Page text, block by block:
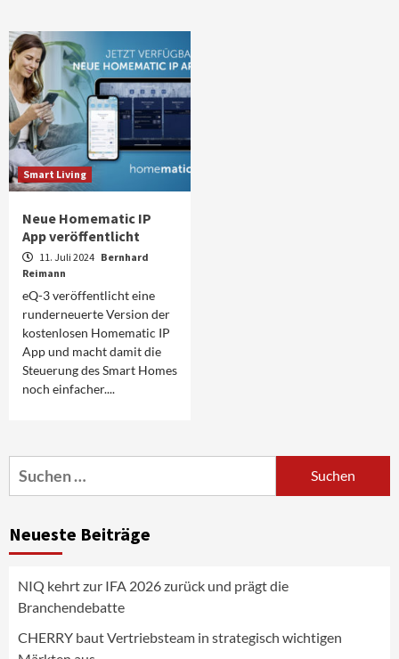
Smart Living
Neue Homematic IP
App veröffentlicht
11. Juli 2024 Bernhard
Reimann
eQ-3 veröffentlicht eine
runderneuerte Version der
kostenlosen Homematic IP
App und macht damit die
Steuerung des Smart Homes
noch einfacher....
Suchen
nach:
Neueste Beiträge
NIQ kehrt zur IFA 2026 zurück und prägt die
Branchendebatte
CHERRY baut Vertriebsteam in strategisch wichtigen
3
Verbraucher setzen immer mehr auf
4
Aktuell Gaming
Power-Lösungen für den mobilen Alltag
Background Smart Living
Reolink-Studie: Bei der Heimsicherheit